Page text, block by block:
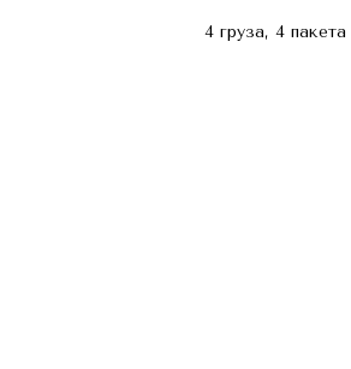
4 груза, 4